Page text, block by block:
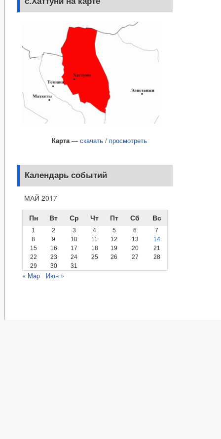
Карта— скачать / просмотреть
Календарь событий
МАЙ 2017
Пн
Вт Ср Чт Пт Сб Вс
1 2 3 4 5 6
7
8
9 10 11 12 13
14
15
16 17 18 19 20
21
22
23 24 25 26 27
28
29
30 31
« Мар Июн »